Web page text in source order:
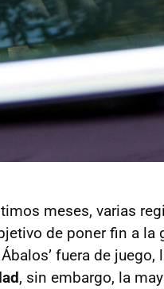
meses, varias
de poner fin a la
Ábalos’ fuera de
, sin embargo, la